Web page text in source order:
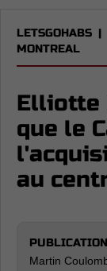
LETSGOHABS |
MONTREAL
Elliotte
que le
au
PUBLICATION
Martin